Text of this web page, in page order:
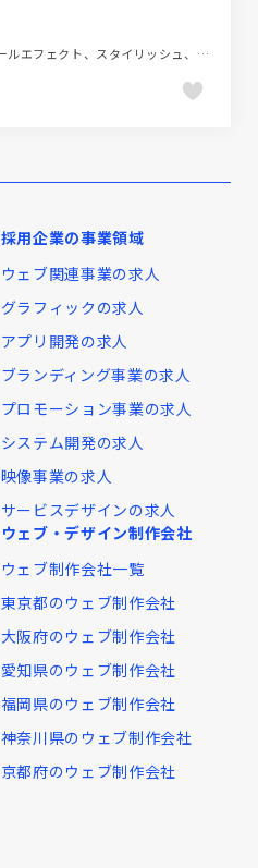
エレガント、シンプル、スクロールエフェクト、スタイリッシュ、ダイナミック、ファッション・ビューティー、フラットデザイン、ブランド・サービスサイト、ホワイト系、大きめ写真
採用企業の事業領域
ウェブ関連事業の求人
グラフィックの求人
アプリ開発の求人
ブランディング事業の求人
プロモーション事業の求人
システム開発の求人
映像事業の求人
サービスデザインの求人
ウェブ・デザイン制作会社
ウェブ制作会社一覧
東京都のウェブ制作会社
大阪府のウェブ制作会社
愛知県のウェブ制作会社
福岡県のウェブ制作会社
神奈川県のウェブ制作会社
京都府のウェブ制作会社